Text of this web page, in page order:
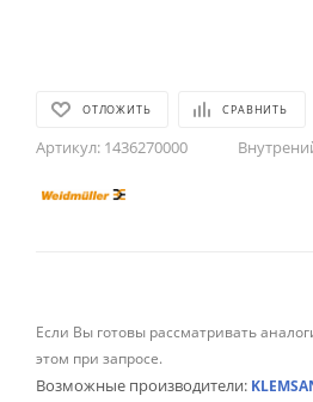
ОТЛОЖИТЬ СРАВНИТЬ
Артикул: 1436270000
Если Вы готовы рассматривать
этом при запросе.
Возможные производители: